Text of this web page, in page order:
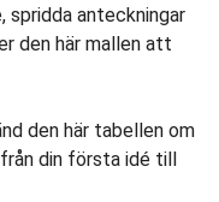
anteckningar
den här mallen att
den här tabellen om
din första idé till